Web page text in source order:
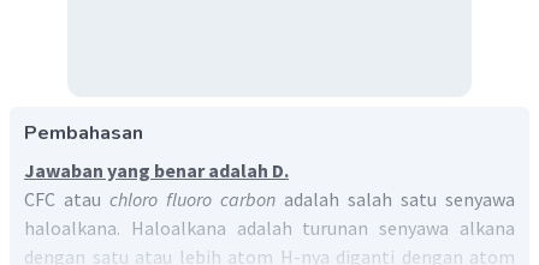
Pembahasan
Jawaban yang benar adalah D.
CFC atau chloro fluoro carbon adalah salah satu senyawa
haloalkana. Haloalkana adalah turunan senyawa alkana
dengan satu atau lebih atom H-nya diganti dengan atom